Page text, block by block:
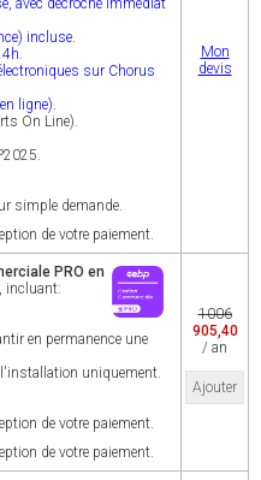
avec décroché immédiat
incluse.
sur Chorus
ligne).
On Line).
simple demande.
de votre paiement.
Mon
devis
PRO en
, incluant:
en permanence une
uniquement.
de votre paiement.
de votre paiement.
1006
905,40
/ an
Ajouter